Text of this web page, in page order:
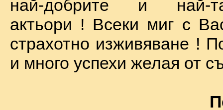
най-добрите и най-
актьори ! Всеки миг с
страхотно изживяване !
и много успехи желая от